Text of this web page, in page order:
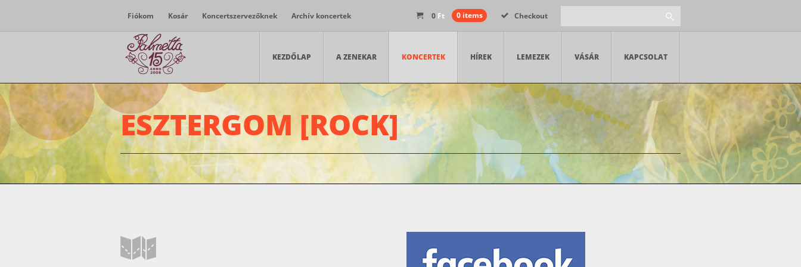
Fiókom Kosár Koncertszervezőknek Archív koncertek 0 Ft 0 items Checkout
KEZDŐLAP A ZENEKAR KONCERTEK HÍREK LEMEZEK VÁSÁR KAPCSOLAT
ESZTERGOM [ROCK]